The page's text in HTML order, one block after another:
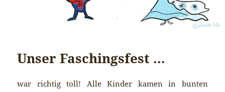
Unser Faschingsfest …
war richtig toll! Alle Kinder kamen in bunten